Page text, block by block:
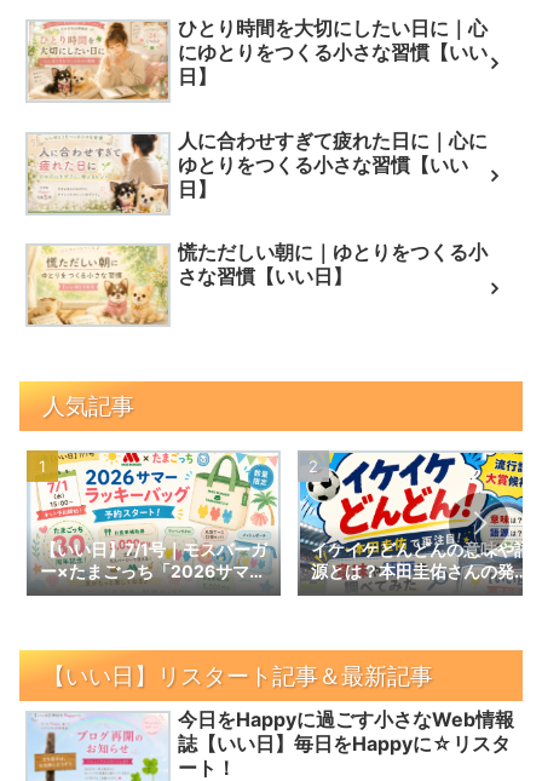
ひとり時間を大切にしたい日に｜心
にゆとりをつくる小さな習慣【いい
日】
人に合わせすぎて疲れた日に｜心に
ゆとりをつくる小さな習慣【いい
日】
慌ただしい朝に｜ゆとりをつくる小
さな習慣【いい日】
人気記事
【いい日】7/1号｜モスバーガ
ー×たまごっち「2026サマー
ラッキーバッグ」予約スター
イケイケどんどんの意味や語
源とは？本田圭佑さんの発言
で話題の言葉を調べてみた｜
【いい日】リスタート記事＆最新記事
今日をHappyに過ごす小さなWeb情報
誌【いい日】毎日をHappyに☆リスタ
ート！